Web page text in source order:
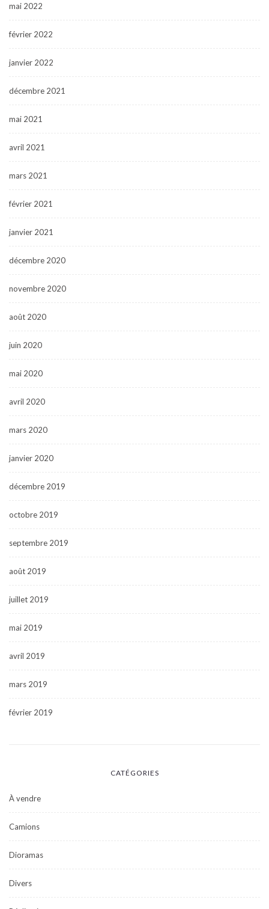
mai 2022
février 2022
janvier 2022
décembre 2021
mai 2021
avril 2021
mars 2021
février 2021
janvier 2021
décembre 2020
novembre 2020
août 2020
juin 2020
mai 2020
avril 2020
mars 2020
janvier 2020
décembre 2019
octobre 2019
septembre 2019
août 2019
juillet 2019
mai 2019
avril 2019
mars 2019
février 2019
CATÉGORIES
À vendre
Camions
Dioramas
Divers